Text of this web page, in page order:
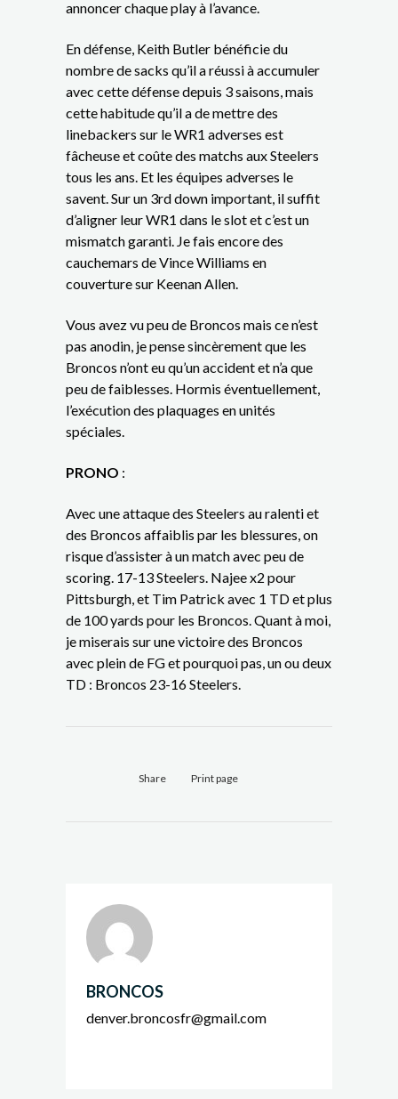
annoncer chaque play à l’avance.
En défense, Keith Butler bénéficie du
nombre de sacks qu’il a réussi à accumuler
avec cette défense depuis 3 saisons, mais
cette habitude qu’il a de mettre des
linebackers sur le WR1 adverses est
fâcheuse et coûte des matchs aux Steelers
tous les ans. Et les équipes adverses le
savent. Sur un 3rd down important, il suffit
d’aligner leur WR1 dans le slot et c’est un
mismatch garanti. Je fais encore des
cauchemars de Vince Williams en
couverture sur Keenan Allen.
Vous avez vu peu de Broncos mais ce n’est
pas anodin, je pense sincèrement que les
Broncos n’ont eu qu’un accident et n’a que
peu de faiblesses. Hormis éventuellement,
l’exécution des plaquages en unités
spéciales.
PRONO :
Avec une attaque des Steelers au ralenti et
des Broncos affaiblis par les blessures, on
risque d’assister à un match avec peu de
scoring. 17-13 Steelers. Najee x2 pour
Pittsburgh, et Tim Patrick avec 1 TD et plus
de 100 yards pour les Broncos. Quant à moi,
je miserais sur une victoire des Broncos
avec plein de FG et pourquoi pas, un ou deux
TD : Broncos 23-16 Steelers.
Share Print page
BRONCOS
denver.broncosfr@gmail.com